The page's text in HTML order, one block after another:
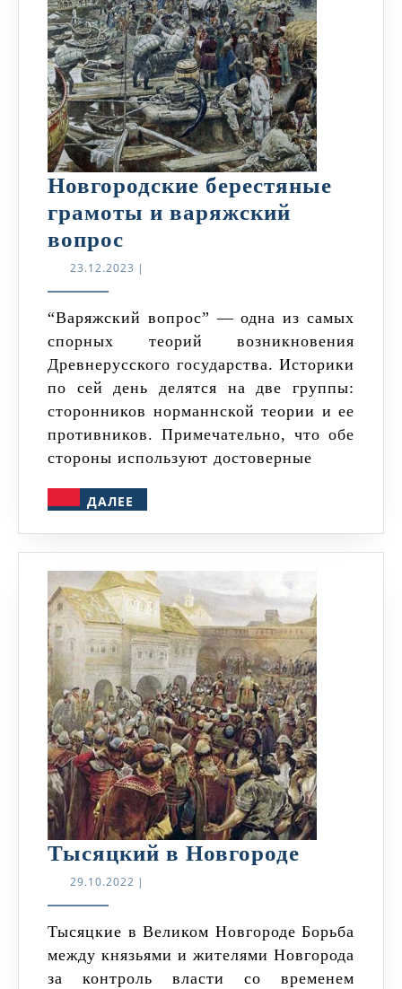
Новгородские берестяные
грамоты и варяжский
вопрос
берестяные
и
варяжский
вопрос
23.12.2023 23.12.2023
|
“Варяжский вопрос” — одна из самых
спорных теорий возникновения
Древнерусского государства. Историки
по сей день делятся на две группы:
сторонников норманнской теории и ее
противников. Примечательно, что обе
стороны используют достоверные
ДАЛЕЕ
Тысяцкий в Новгороде
29.10.2022 29.10.2022
|
Тысяцкие в Великом Новгороде Борьба
между князьями и жителями Новгорода
за контроль власти со временем